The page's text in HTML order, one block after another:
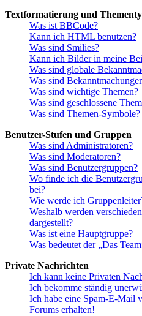
Textformatierung und
Was ist BBCode?
Kann ich HTML benutzen?
Was sind Smilies?
Kann ich Bilder in meine
Was sind globale
Was sind
Was sind wichtige Themen?
Was sind geschlossene
Was sind Themen-Symbole?
Benutzer-Stufen und Gruppen
Was sind Administratoren?
Was sind Moderatoren?
Was sind Benutzergruppen?
Wo finde ich die
bei?
Wie werde ich
Weshalb werden
dargestellt?
Was ist eine Hauptgruppe?
Was bedeutet der „Das
Private Nachrichten
Ich kann keine Privaten
Ich bekomme ständig
Ich habe eine Spam-E-Mail
Forums erhalten!